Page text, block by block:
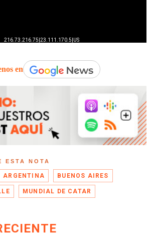
en
ESTA NOTA
ARGENTINA BUENOS AIRES
MUNDIAL DE CATAR